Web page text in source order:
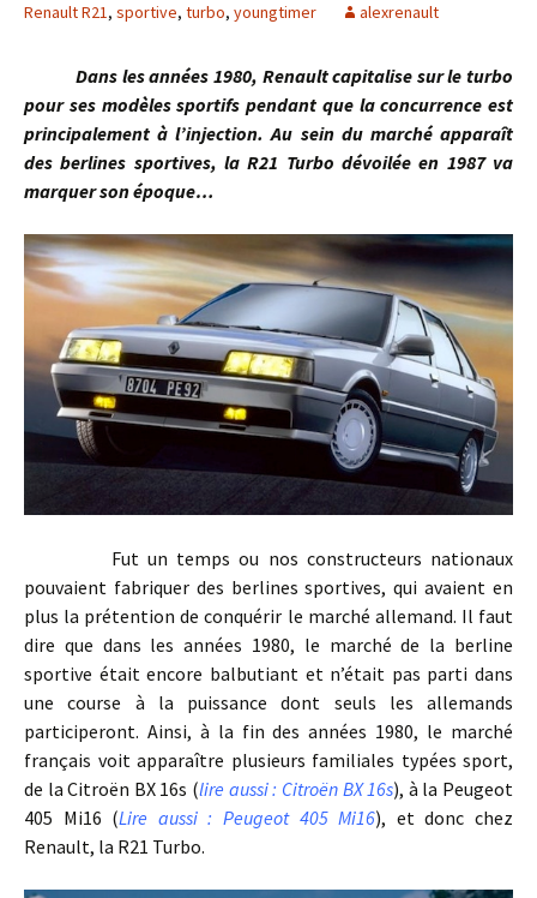
Renault R21, sportive, turbo, youngtimer alexrenault
Dans les années 1980, Renault capitalise sur le turbo
pour ses modèles sportifs pendant que la concurrence est
principalement à l’injection. Au sein du marché apparaît
des berlines sportives, la R21 Turbo dévoilée en 1987 va
marquer son époque…
Fut un temps ou nos constructeurs nationaux
pouvaient fabriquer des berlines sportives, qui avaient en
plus la prétention de conquérir le marché allemand. Il faut
dire que dans les années 1980, le marché de la berline
sportive était encore balbutiant et n’était pas parti dans
une course à la puissance dont seuls les allemands
participeront. Ainsi, à la fin des années 1980, le marché
français voit apparaître plusieurs familiales typées sport,
de la Citroën BX 16s (lire aussi : Citroën BX 16s), à la Peugeot
405 Mi16 (Lire aussi : Peugeot 405 Mi16), et donc chez
Renault, la R21 Turbo.